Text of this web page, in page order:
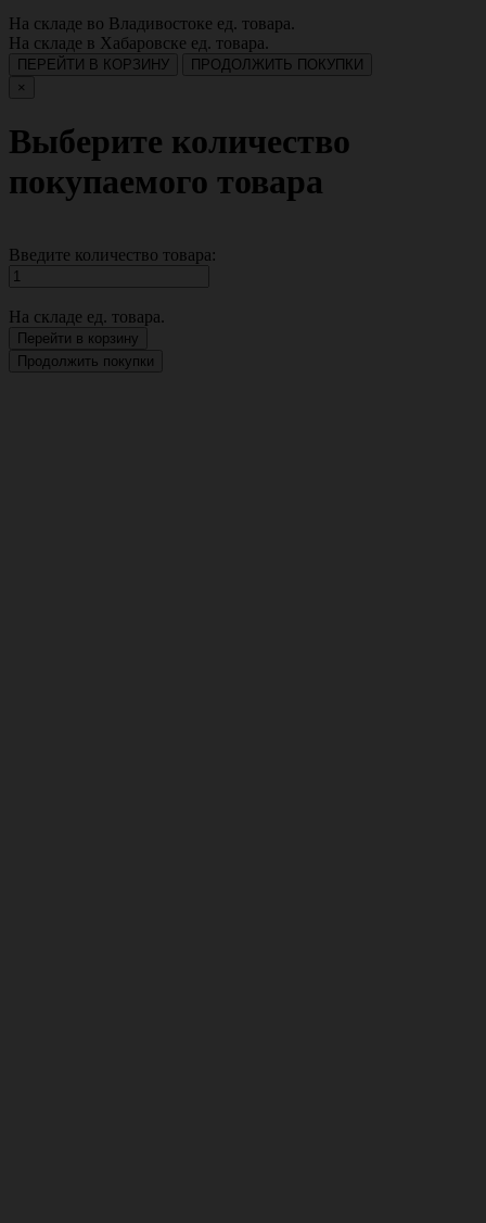
На складе во Владивостоке ед. товара.
На складе в Хабаровске ед. товара.
ПЕРЕЙТИ В КОРЗИНУ
ПРОДОЛЖИТЬ ПОКУПКИ
×
Выберите количество
покупаемого товара
Введите количество товара:
На складе ед. товара.
Перейти в корзину
Продолжить покупки